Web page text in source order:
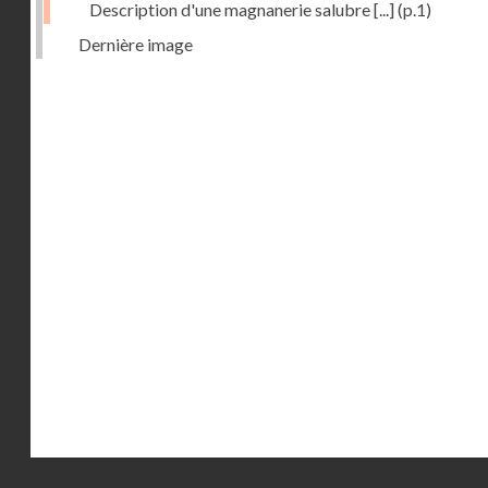
Description d'une magnanerie salubre [...](p.1)
Dernière image